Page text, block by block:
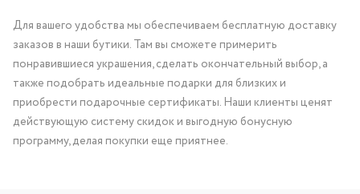
Для вашего удобства мы обеспечиваем бесплатную доставку
заказов в наши бутики. Там вы сможете примерить
понравившиеся украшения, сделать окончательный выбор, а
также подобрать идеальные подарки для близких и
приобрести подарочные сертификаты. Наши клиенты ценят
действующую систему скидок и выгодную бонусную
программу, делая покупки еще приятнее.